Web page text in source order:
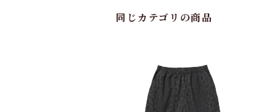
同じカテゴリの商品